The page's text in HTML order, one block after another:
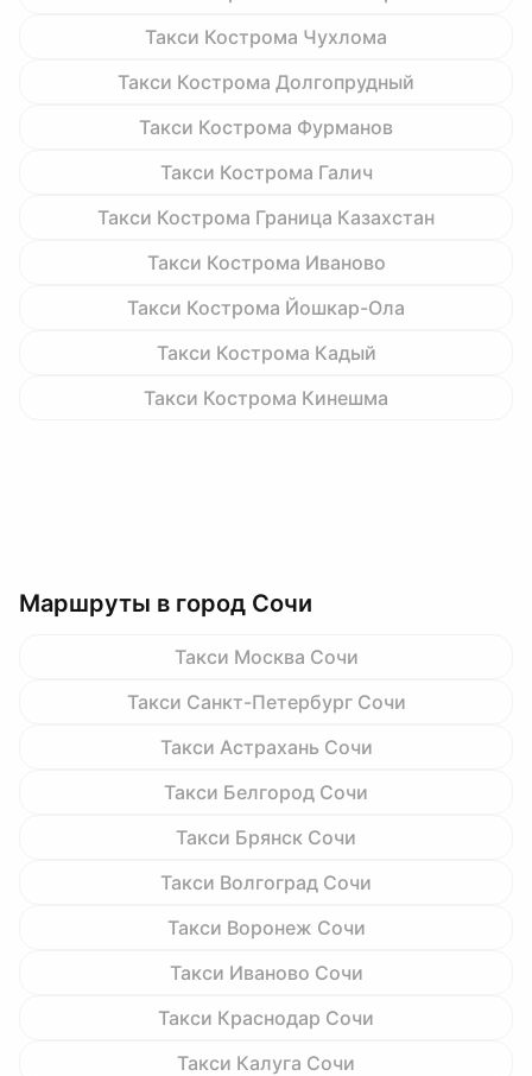
Такси Кострома Чухлома
Такси Кострома Долгопрудный
Такси Кострома Фурманов
Такси Кострома Галич
Такси Кострома Граница Казахстан
Такси Кострома Иваново
Такси Кострома Йошкар-Ола
Такси Кострома Кадый
Такси Кострома Кинешма
Маршруты в город Сочи
Такси Москва Сочи
Такси Санкт-Петербург Сочи
Такси Астрахань Сочи
Такси Белгород Сочи
Такси Брянск Сочи
Такси Волгоград Сочи
Такси Воронеж Сочи
Такси Иваново Сочи
Такси Краснодар Сочи
Такси Калуга Сочи